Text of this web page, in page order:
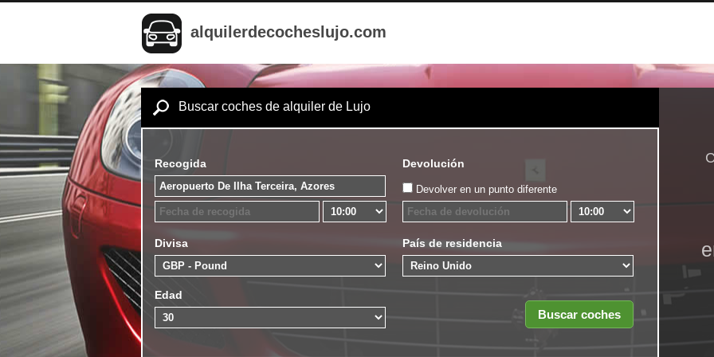
alquilerdecocheslujo.com
Buscar coches de alquiler de Lujo
Recogida Devolución
Devolver en un punto diferente
Divisa País de residencia
Edad